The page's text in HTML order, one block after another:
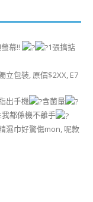
幕!!
1張搞掂
立包裝, 原價$2XX, E7
出手機
含菌量
我都係機不離手
濕巾好驚傷mon, 呢款